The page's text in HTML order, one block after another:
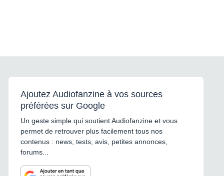
Ajoutez Audiofanzine à vos sources
préférées sur Google
Un geste simple qui soutient Audiofanzine et vous
permet de retrouver plus facilement tous nos
contenus : news, tests, avis, petites annonces,
forums...